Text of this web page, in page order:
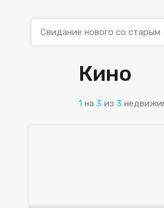
Кино
1 на 3 из 3
Свидание нового со старым